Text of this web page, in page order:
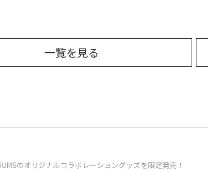
一覧を見る
のオリジナルコラボレーショングッズを限定発売！